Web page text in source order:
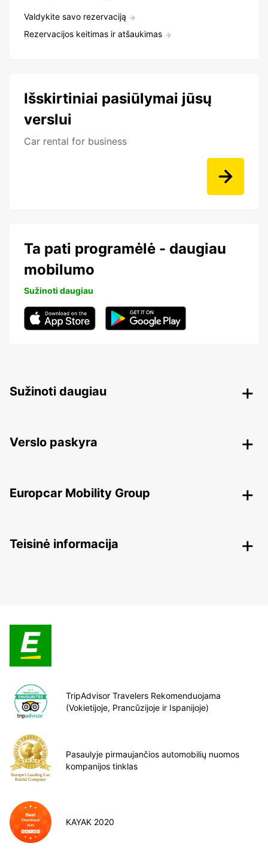
Valdykite savo rezervaciją
Rezervacijos keitimas ir atšaukimas
Išskirtiniai pasiūlymai jūsų
verslui
Car rental for business
Ta pati programėlė - daugiau
mobilumo
Sužinoti daugiau
Sužinoti daugiau
Verslo paskyra
Europcar Mobility Group
Teisinė informacija
TripAdvisor Travelers Rekomenduojama
(Vokietijoje, Prancūzijoje ir Ispanijoje)
Pasaulyje pirmaujančios automobilių nuomos
kompanijos tinklas
KAYAK 2020